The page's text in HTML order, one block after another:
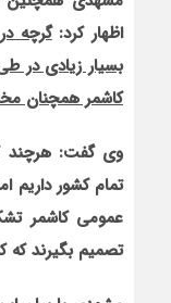
اظهار کرد:گرچه
بسیار زیادی در
کاشمر همچنان
وی گفت: هرچند
تمام کشور داریم
عمومی کاشمر
تصمیم بگیرند که